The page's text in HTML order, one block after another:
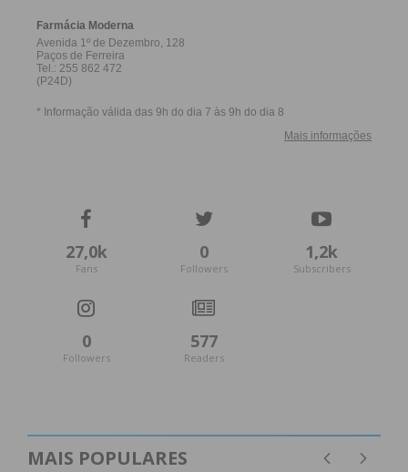
27,0k
Fans
0
Followers
1,2k
Subscribers
0
Followers
577
Readers
MAIS POPULARES